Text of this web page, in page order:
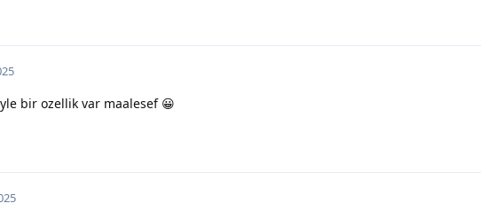
bir ozellik var maalesef 😀